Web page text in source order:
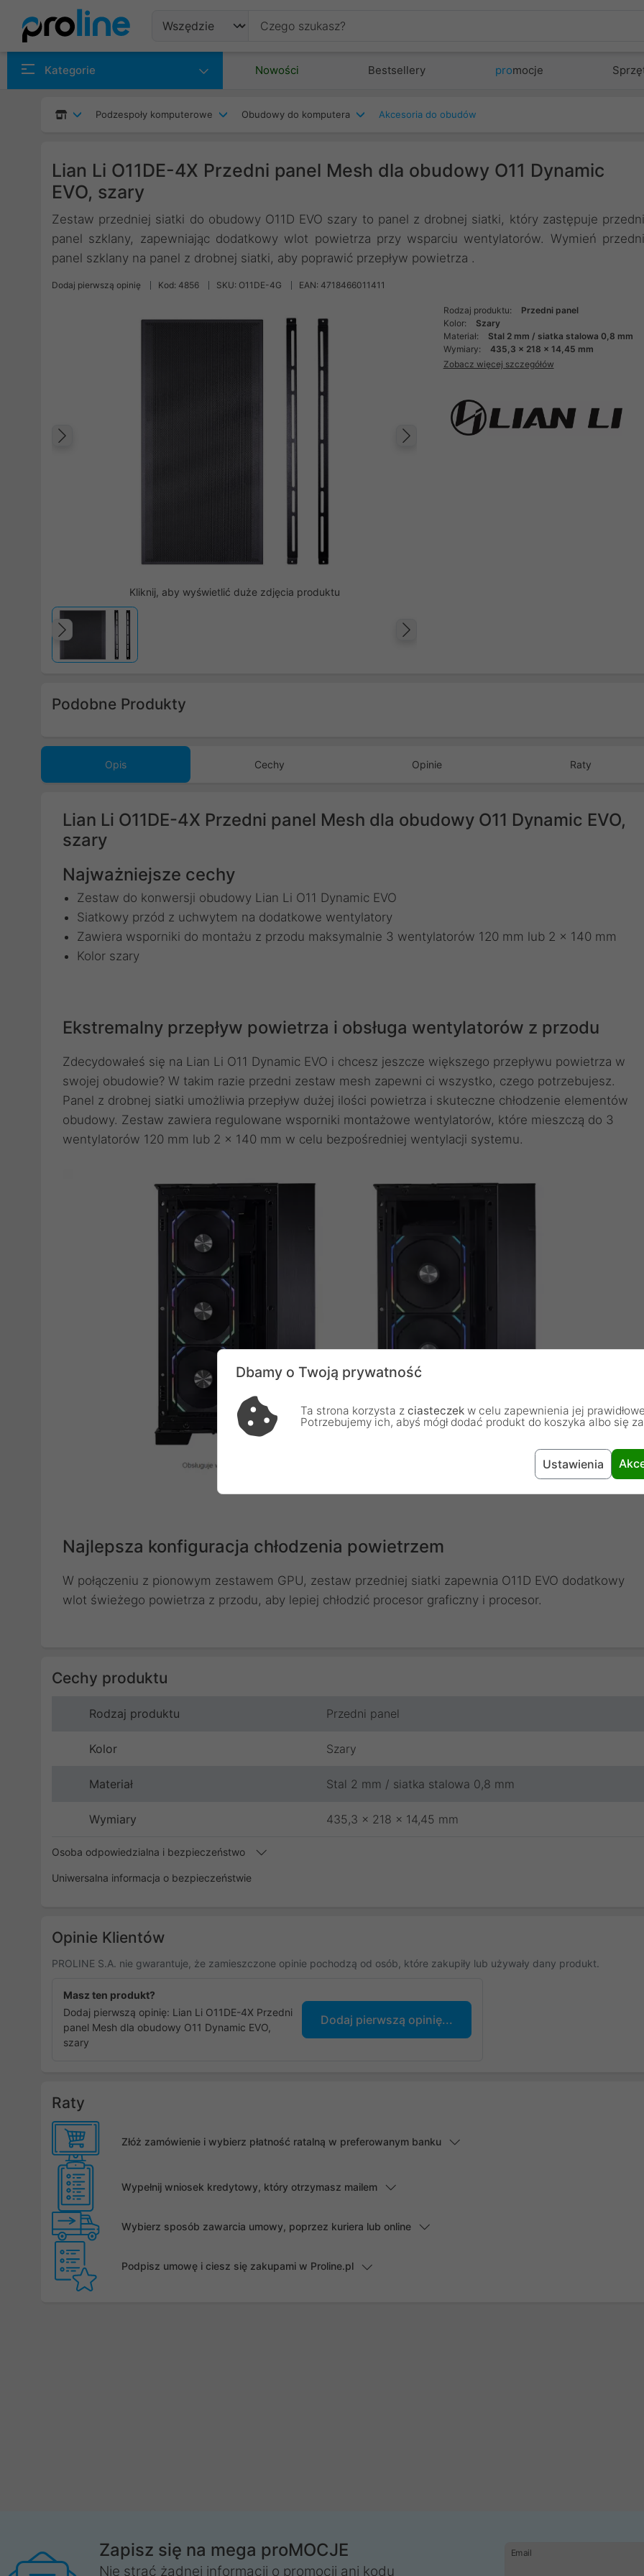
Kategorie Nowości Bestsellery promocje
Podzespoły komputerowe Obudowy do komputera Akcesoria do obudów
Lian Li O11DE-4X Przedni panel Mesh dla obudowy O11 Dynamic
EVO, szary
Zestaw przedniej siatki do obudowy O11D EVO szary to panel z drobnej siatki, który zastępuje przedni
panel szklany, zapewniając dodatkowy wlot powietrza przy wsparciu wentylatorów. Wymień przedni
panel szklany na panel z drobnej siatki, aby poprawić przepływ powietrza .
Dodaj pierwszą opinię Kod: 4856 SKU: O11DE-4G EAN: 4718466011411
Poprzedni
Kliknij, aby wyświetlić duże zdjęcia produktu
Poprzedni
Rodzaj produktu:
Przedni panel
Kolor:
Szary
Materiał:
Stal 2 mm / siatka stalowa 0,8 mm
Wymiary:
435,3 x 218 x 14,45 mm
Zobacz więcej szczegółów
Podobne Produkty
Opis Cechy Opinie Raty
Lian Li O11DE-4X Przedni panel Mesh dla obudowy O11 Dynamic EVO,
szary
Najważniejsze cechy
Zestaw do konwersji obudowy Lian Li O11 Dynamic EVO
Siatkowy przód z uchwytem na dodatkowe wentylatory
Zawiera wsporniki do montażu z przodu maksymalnie 3 wentylatorów 120 mm lub 2 x 140 mm
Kolor szary
Ekstremalny przepływ powietrza i obsługa wentylatorów z przodu
Zdecydowałeś się na Lian Li O11 Dynamic EVO i chcesz jeszcze większego przepływu powietrza w
swojej obudowie? W takim razie przedni zestaw mesh zapewni ci wszystko, czego potrzebujesz.
Panel z drobnej siatki umożliwia przepływ dużej ilości powietrza i skuteczne chłodzenie elementów
obudowy. Zestaw zawiera regulowane wsporniki montażowe wentylatorów, które mieszczą do 3
wentylatorów 120 mm lub 2 x 140 mm w celu bezpośredniej wentylacji systemu.
Najlepsza konfiguracja chłodzenia powietrzem
W połączeniu z pionowym zestawem GPU, zestaw przedniej siatki zapewnia O11D EVO dodatkowy
wlot świeżego powietrza z przodu, aby lepiej chłodzić procesor graficzny i procesor.
Cechy produktu
Rodzaj produktu Przedni panel
Kolor Szary
Materiał Stal 2 mm / siatka stalowa 0,8 mm
Wymiary 435,3 x 218 x 14,45 mm
Osoba odpowiedzialna i bezpieczeństwo
Uniwersalna informacja o bezpieczeństwie
Opinie Klientów
PROLINE S.A. nie gwarantuje, że zamieszczone opinie pochodzą od osób, które zakupiły lub używały dany produkt.
Masz ten produkt?
Dodaj pierwszą opinię: Lian Li O11DE-4X Przedni
panel Mesh dla obudowy O11 Dynamic EVO,
szary
Dodaj pierwszą opinię...
Raty
Złóż zamówienie i wybierz płatność ratalną w preferowanym banku
Wypełnij wniosek kredytowy, który otrzymasz mailem
Wybierz sposób zawarcia umowy, poprzez kuriera lub online
Podpisz umowę i ciesz się zakupami w Proline.pl
Zapisz się na mega proMOCJE
Nie strać żadnej informacji o promocji ani kodu
Email
Dbamy o Twoją prywatność
Ta strona korzysta z ciasteczek w celu zapewnienia jej
Potrzebujemy ich, abyś mógł dodać produkt do koszyka albo się
Ustawienia